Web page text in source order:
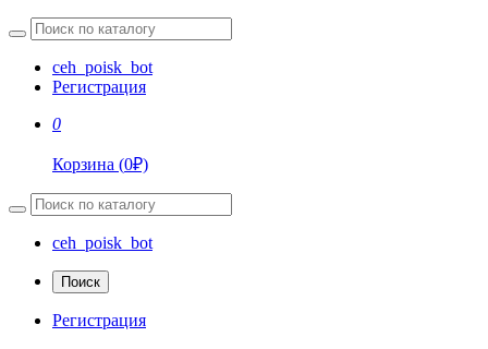
ceh_poisk_bot
Регистрация
0
Корзина (0₽)
ceh_poisk_bot
Поиск
Регистрация